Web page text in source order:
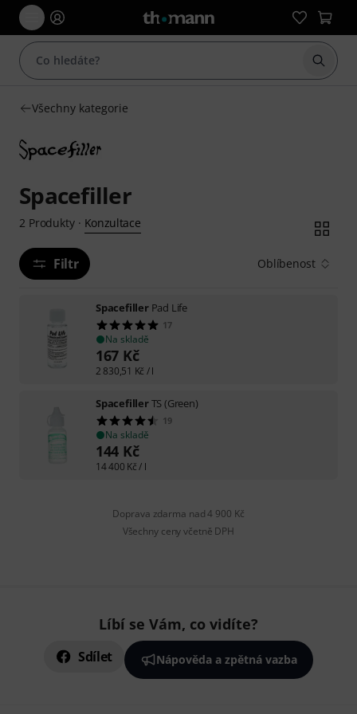
Začít
Všechny kategorie
Spacefiller
2 Produkty· Konzultace
Filtr Oblíbenost
Spacefiller Pad Life
17
Na skladě
167 Kč
2 830,51 Kč / l
SpacefillerTS (Green)
19
Na skladě
144 Kč
14 400 Kč/ l
Doprava zdarma nad 4 900 Kč
Všechny ceny včetně DPH
Líbí se Vám, co vidíte?
Sdílet Nápověda a zpětná vazba